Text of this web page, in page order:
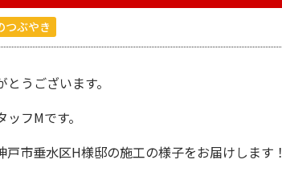
ぶやき
うございます。
ッフMです。
戸市垂水区H様邸の施工の様子をお届けします！